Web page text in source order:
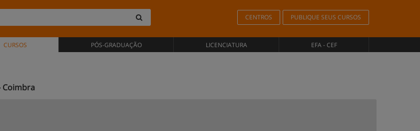
CENTROS PUBLIQUE SEUS CURSOS
CURSOS PÓS-GRADUAÇÃO LICENCIATURA EFA - CEF
Coimbra